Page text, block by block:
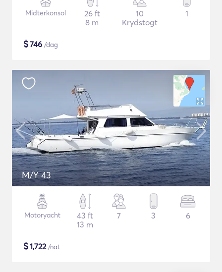
Midterkonsol
26 ft
8 m
10
Krydstogt
1
$746 /dag
M/Y 43
Motoryacht
43 ft
13 m
7 3 6
$1,722/nat